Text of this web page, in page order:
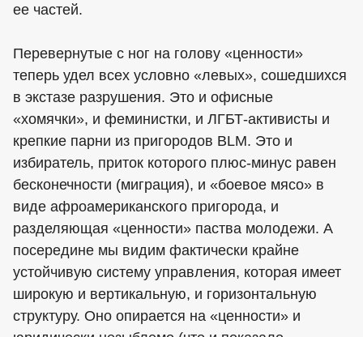
ее частей.
Перевернутые с ног на голову «ценности»
теперь удел всех условно «левых», сошедшихся
в экстазе разрушения. Это и офисные
«хомячки», и феминистки, и ЛГБТ-активисты и
крепкие парни из пригородов BLM. Это и
избиратель, приток которого плюс-минус равен
бесконечности (миграция), и «боевое мясо» в
виде афроамериканского пригорода, и
разделяющая «ценности» паства молодежи. А
посередине мы видим фактически крайне
устойчивую систему управления, которая имеет
широкую и вертикальную, и горизонтальную
структуру. Оно опирается на «ценности» и